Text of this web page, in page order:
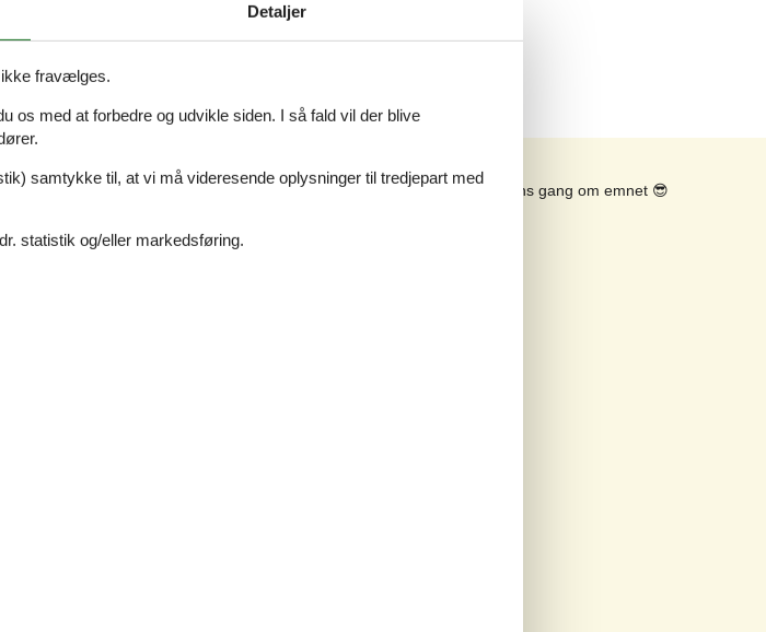
opkræves et gebyr på minimum
Se solens gang om emnet 😎
Detaljer
ikke fravælges.
med at forbedre og udvikle siden. I så fald vil der blive
samtykke til, at vi må videresende oplysninger til tredjepart med
statistik og/eller markedsføring.